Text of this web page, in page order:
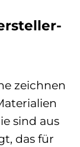
zeichnen
sind aus
das für